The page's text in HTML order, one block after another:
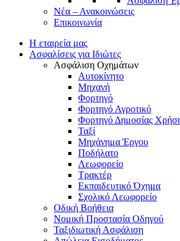
Νέα – Ανακοινώσεις
Επικοινωνία
Η εταιρεία μας
Ασφαλίσεις για Ιδιώτες
Ασφάλιση Οχημάτων
Αυτοκίνητο
Μηχανή
Φορτηγό
Φορτηγό Αγροτικό
Φορτηγό Δημοσίας
Ταξί
Μηχάνημα Έργου
Ποδήλατο
Λεωφορείο
Τρακτέρ
Εκπαιδευτικό Όχημα
Σχολικό Λεωφορείο
Οδική Βοήθεια
Νομική Προστασία Οδηγού
Ταξιδιωτική Ασφάλιση